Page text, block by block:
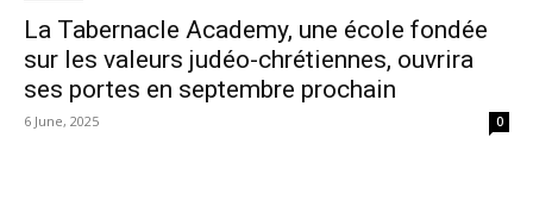
La Tabernacle Academy, une école fondée
sur les valeurs judéo-chrétiennes, ouvrira
ses portes en septembre prochain
6 June, 2025 0